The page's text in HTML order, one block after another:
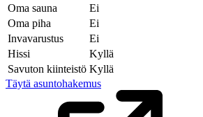
Oma sauna
Ei
Oma piha
Ei
Invavarustus
Ei
Hissi
Kyllä
Savuton kiinteistö Kyllä
Täytä asuntohakemus